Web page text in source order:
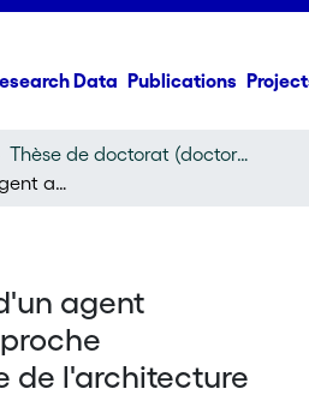
Data Publications
Thèse de doctorat (doctoral thesis)
Modélisation d'un agent autonome: approche constructiviste de l'architecture de contrôle et de la représentation des connaissances
agent
de l'architecture